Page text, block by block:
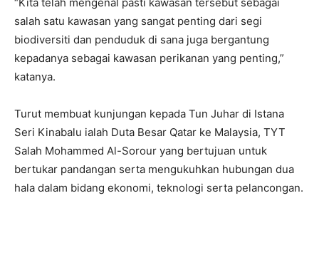
“Kita telah mengenal pasti kawasan tersebut sebagai
salah satu kawasan yang sangat penting dari segi
biodiversiti dan penduduk di sana juga bergantung
kepadanya sebagai kawasan perikanan yang penting,”
katanya.
Turut membuat kunjungan kepada Tun Juhar di Istana
Seri Kinabalu ialah Duta Besar Qatar ke Malaysia, TYT
Salah Mohammed Al-Sorour yang bertujuan untuk
bertukar pandangan serta mengukuhkan hubungan dua
hala dalam bidang ekonomi, teknologi serta pelancongan.